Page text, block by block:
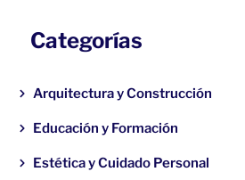
Categorías
Arquitectura y Construcción
Educación y Formación
Estética y Cuidado Personal